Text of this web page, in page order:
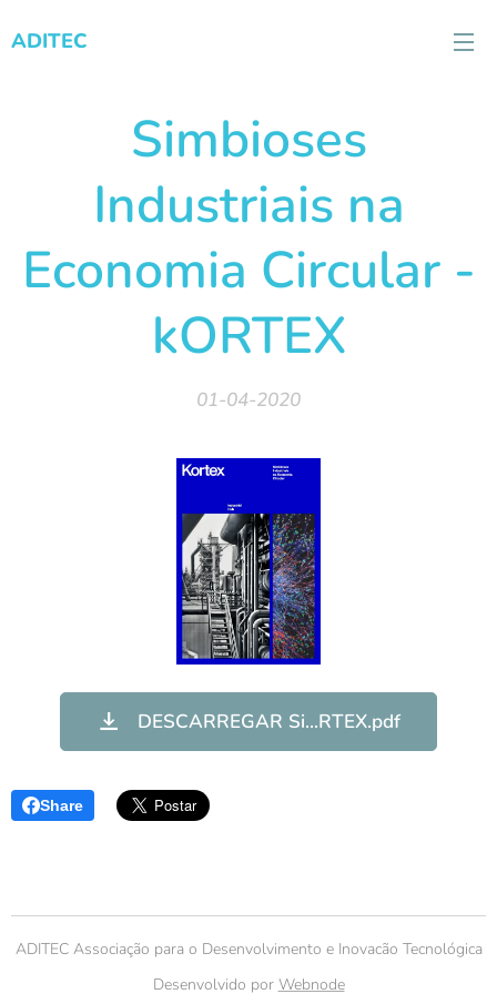
ADITEC
Simbioses
Industriais na
Economia Circular -
kORTEX
01-04-2020
DESCARREGAR Si...RTEX.pdf
Share
ADITEC Associação para o Desenvolvimento e Inovacão Tecnológica
Desenvolvido por Webnode